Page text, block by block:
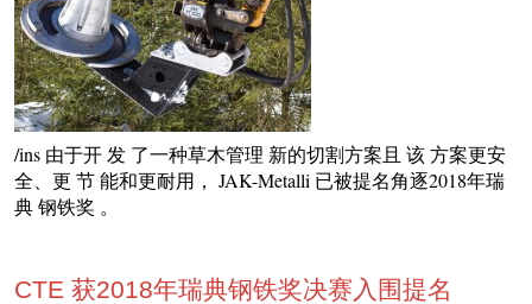
/ins 由于开 发 了一种草木管理 新的切割方案且 该 方案更安
全、更 节 能和更耐用， JAK-Metalli 已被提名角逐2018年瑞
典 钢铁奖 。
CTE 获2018年瑞典钢铁奖决赛入围提名